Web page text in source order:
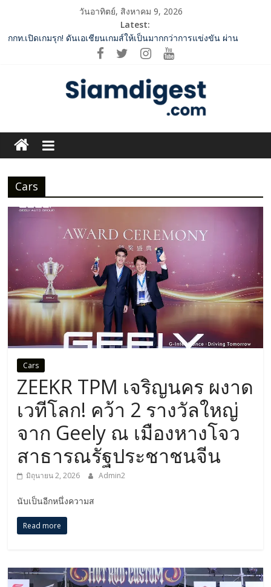
content
วันอาทิตย์, สิงหาคม 9, 2026
Latest:
กกท.เปิดเกมรุก! ดันเอเชียนเกมส์ให้เป็นมากกว่าการแข่งขัน ผ่าน
เครือข่ายโลก สร้างมูลค่าเศรษฐกิจใหม่ ขานรับตลาดโภชนาการ
สุขภาพโลกโตทะลุล้านล้านดอลลาร์
‘RAKSAPHAN’ เปิดฉากคอลเลกชันระดับมาสเตอร์พีซคอลเลกชันแรก
รังสรรค์ “ผ้าลายน้ำไหล” สู่ชิ้นงานศิลปะสะสมสุดลิมิเต็ด ถ่ายทอด
ภูมิปัญญาท้องถิ่นสู่สุนทรียภาพระดับสากล
SME D Bank ผนึกกำลัง สถาบันอาหาร เปิดตัว “FOODNext SME D
Navigator” ชูยุทธศาสตร์ “แหล่งทุนคู่องค์ความรู้” ติดปีก SME อาหาร
ททท. จับมือ TransNusa Airline – Traveloka ยกระดับการเชื่อมโยง
ไทย–อินโดนีเซีย ดันไทยสู่จุดหมายปลายทางคุณภาพ เชื่อม Asean
Tourism และ Muslim-Friendly Destination
Siam
Digest.com
ฺีBusiness
&
Cars
Cars
ZEEKR TPM เจริญนคร ผงาด
เวทีโลก! คว้า 2 รางวัลใหญ่
จาก Geely ณ เมืองหางโจว
สาธารณรัฐประชาชนจีน
มิถุนายน 2, 2026 Admin2
นับเป็นอีกหนึ่งความส
Read more